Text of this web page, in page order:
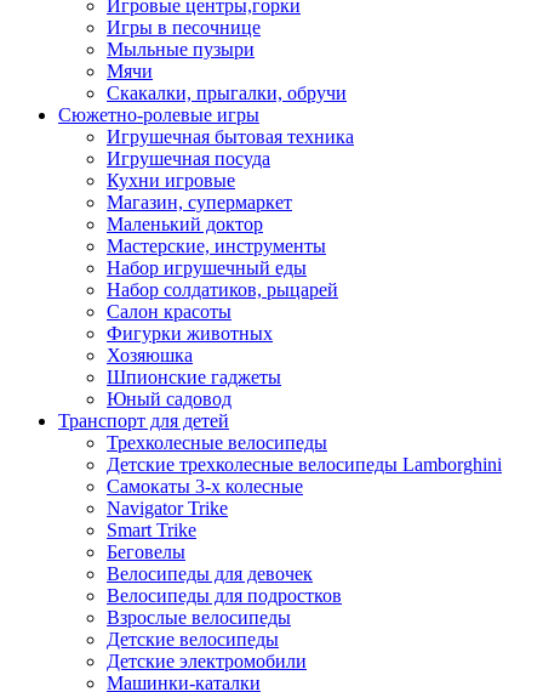
Игровые центры,горки
Игры в песочнице
Мыльные пузыри
Мячи
Скакалки, прыгалки, обручи
Сюжетно-ролевые игры
Игрушечная бытовая техника
Игрушечная посуда
Кухни игровые
Магазин, супермаркет
Маленький доктор
Мастерские, инструменты
Набор игрушечный еды
Набор солдатиков, рыцарей
Салон красоты
Фигурки животных
Хозяюшка
Шпионские гаджеты
Юный садовод
Транспорт для детей
Трехколесные велосипеды
Детские трехколесные велосипеды Lamborghini
Самокаты 3-х колесные
Navigator Trike
Smart Trike
Беговелы
Велосипеды для девочек
Велосипеды для подростков
Взрослые велосипеды
Детские велосипеды
Детские электромобили
Машинки-каталки